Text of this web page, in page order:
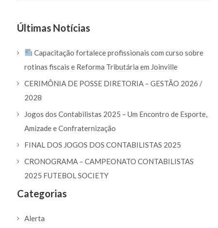
Últimas Notícias
Capacitação fortalece profissionais com curso sobre
rotinas fiscais e Reforma Tributária em Joinville
CERIMÔNIA DE POSSE DIRETORIA – GESTÃO 2026 /
2028
Jogos dos Contabilistas 2025 – Um Encontro de Esporte,
Amizade e Confraternização
FINAL DOS JOGOS DOS CONTABILISTAS 2025
CRONOGRAMA – CAMPEONATO CONTABILISTAS
2025 FUTEBOL SOCIETY
Categorias
Alerta